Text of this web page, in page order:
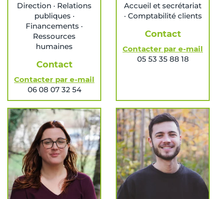
Direction · Relations
publiques ·
Financements ·
Ressources
humaines
Contact
Contacter par e-mail
06 08 07 32 54
Accueil et secrétariat
· Comptabilité clients
Contact
Contacter par e-mail
05 53 35 88 18